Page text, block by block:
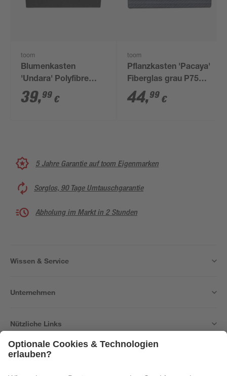
toom
Blumenkasten
'Undara' Polyfibre
Steinoptik dunkelgrau
50 x 21 x 21 cm
39,99 €
toom
Pflanzkasten 'Pacaya'
Fiberglas grau P75
55x23x23cm
44,99 €
5 Jahre Garantie auf toom Eigenmarken
Sorglos, 90 Tage Umtauschgarantie
Abholung im Markt in 2 Stunden
Wissen & Service
Unternehmen
Nützliche Links